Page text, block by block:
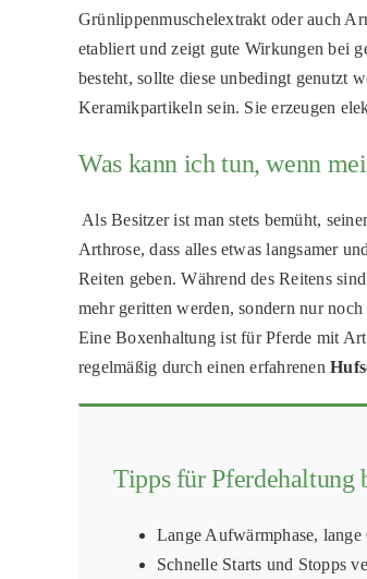
Grünlippenmuschelextrakt oder auch
etabliert und zeigt gute Wirkungen bei
besteht, sollte diese unbedingt genutzt
Keramikpartikeln sein. Sie erzeugen
Was kann ich tun, wenn
Als Besitzer ist man stets bemüht,
Arthrose, dass alles etwas langsamer
Reiten geben. Während des Reitens
mehr geritten werden, sondern nur
Eine Boxenhaltung ist für Pferde mit
regelmäßig durch einen erfahrenen
Tipps für Pferdehaltung
Lange Aufwärmphase,
Schnelle Starts und Stopps v